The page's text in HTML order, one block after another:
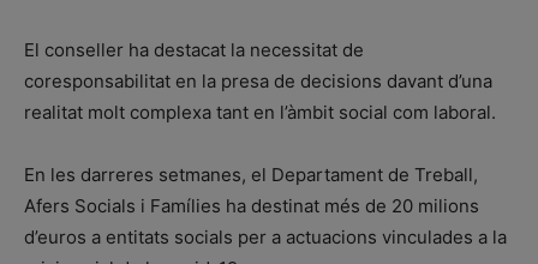
El conseller ha destacat la necessitat de
coresponsabilitat en la presa de decisions davant d’una
realitat molt complexa tant en l’àmbit social com laboral.
En les darreres setmanes, el Departament de Treball,
Afers Socials i Famílies ha destinat més de 20 milions
d’euros a entitats socials per a actuacions vinculades a la